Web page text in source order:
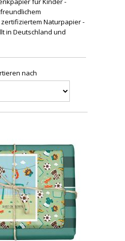
Naturpapier -
in Deutschland und
nach